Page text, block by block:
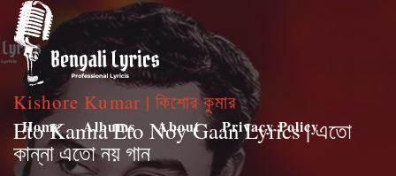
Home Albums About Privacy Policy
Kishore Kumar | কিশোর কুমার
Eto Kanna Eto Noy Gaan Lyrics | এতো
কান্না এতো নয় গান